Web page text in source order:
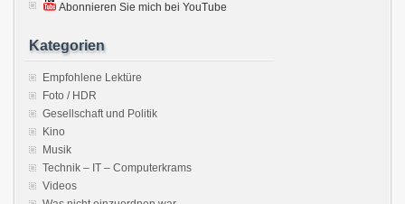
Abonnieren Sie mich bei YouTube
Kategorien
Empfohlene Lektüre
Foto / HDR
Gesellschaft und Politik
Kino
Musik
Technik – IT – Computerkrams
Videos